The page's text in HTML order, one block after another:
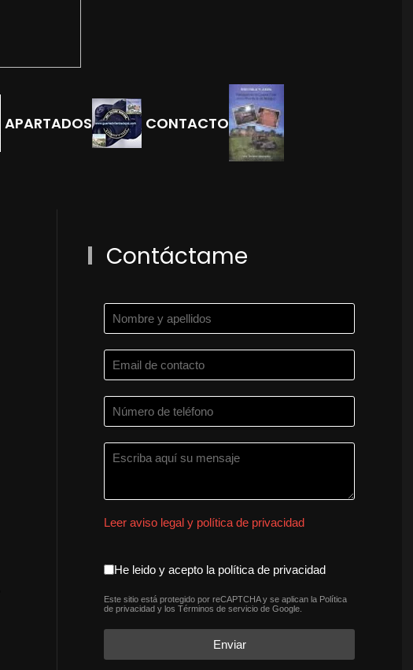
APARTADOS CONTACTO
Contáctame
Leer aviso legal y política de privacidad
aceptacion política de
He leido y acepto la política de privacidad
reCAPTCHA*
Este sitio está protegido por reCAPTCHA y se aplican la Política
de privacidad y losTérminos de servicio de Google.
Enviar